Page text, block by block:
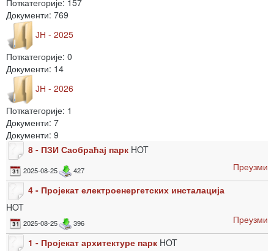
Поткатегорије: 157
Документи: 769
ЈН - 2025
Поткатегорије: 0
Документи: 14
ЈН - 2026
Поткатегорије: 1
Документи: 7
Документи: 9
8 - ПЗИ Саобраћај парк HOT
2025-08-25 427
Преузми
4 - Пројекат електроенергетских инсталација
HOT
2025-08-25 396
Преузми
1 - Пројекат архитектуре парк HOT